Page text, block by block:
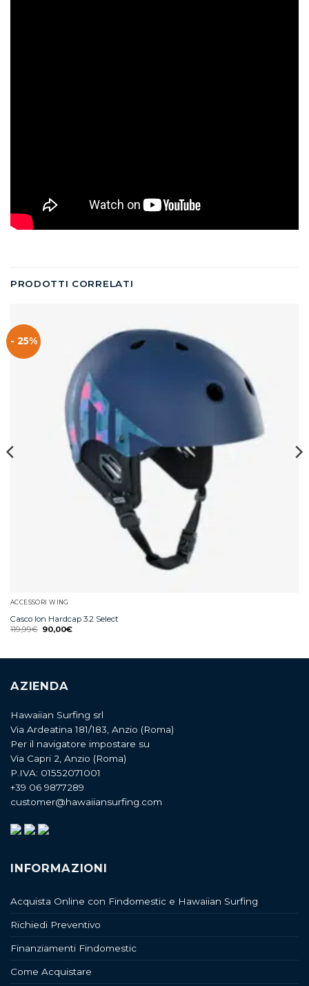
PRODOTTI CORRELATI
- 25%
ACCESSORI WING
Casco Ion Hardcap 3.2 Select
119,99€ 90,00€
AZIENDA
Hawaiian Surfing srl
Via Ardeatina 181/183, Anzio (Roma)
Per il navigatore impostare su
Via Capri 2, Anzio (Roma)
P.IVA: 01552071001
+39 06 9877289
customer@hawaiiansurfing.com
INFORMAZIONI
Acquista Online con Findomestic e Hawaiian Surfing
Richiedi Preventivo
Finanziamenti Findomestic
Come Acquistare